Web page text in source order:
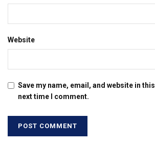
Website
Save my name, email, and website in
next time I comment.